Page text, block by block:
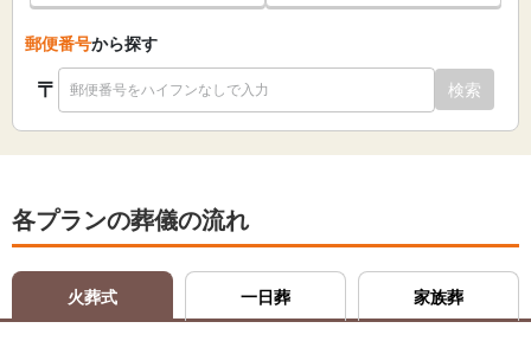
郵便番号から探す
〒 検索
各プランの葬儀の流れ
火葬式 一日葬 家族葬